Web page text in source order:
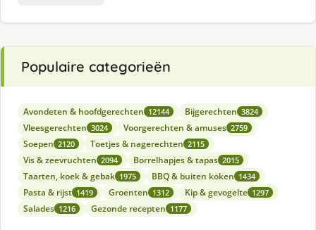
Populaire categorieën
Avondeten & hoofdgerechten 12144 Bijgerechten 3824
Vleesgerechten 3024 Voorgerechten & amuses 2759
Soepen 2120 Toetjes & nagerechten 2115
Vis & zeevruchten 2094 Borrelhapjes & tapas 2015
Taarten, koek & gebak 1975 BBQ & buiten koken 1434
Pasta & rijst 1419 Groenten 1312 Kip & gevogelte 1297
Salades 1216 Gezonde recepten 1177